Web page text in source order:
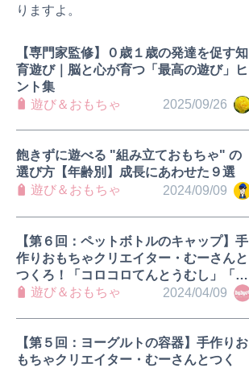
りますよ。
2025/09/26
【専門家監修】０歳１歳の発達を促す知
育遊び｜脳と心が育つ「最高の遊び」ヒ
ント集
遊び＆おもちゃ
2024/09/09
飽きずに遊べる "組み立ておもちゃ" の
選び方【年齢別】成長にあわせた９選
遊び＆おもちゃ
2024/04/09
【第６回：ペットボトルのキャップ】手
作りおもちゃクリエイター・むーさんと
つくろ！「コロコロてんとうむし」「切
り紙おはなのコマ」
遊び＆おもちゃ
【第５回：ヨーグルトの容器】手作りお
もちゃクリエイター・むーさんとつく